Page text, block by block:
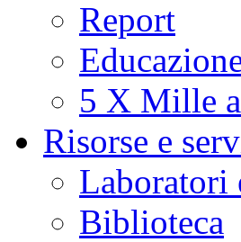
Report
5 X Mille
Risorse e
Laboratori
Biblioteca